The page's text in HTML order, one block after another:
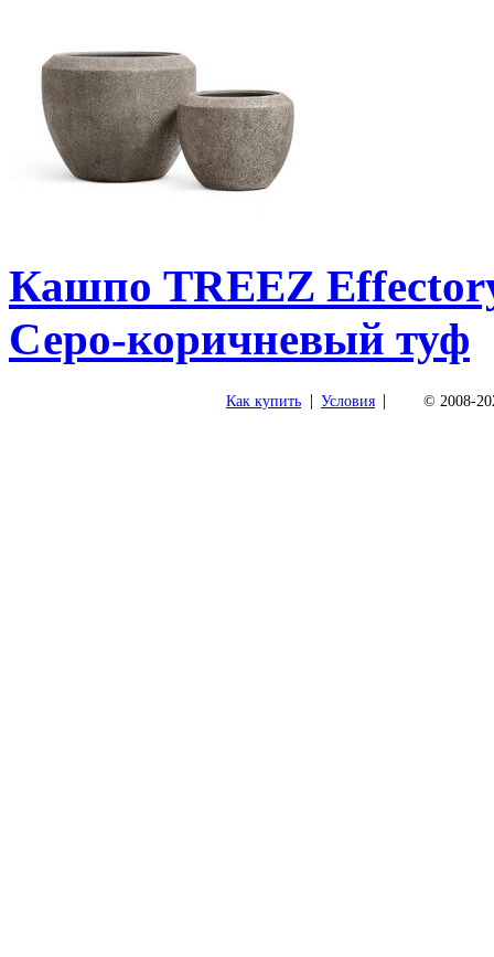
Кашпо TREEZ
Серо-коричневый туф
Как купить | Условия | © 2008-